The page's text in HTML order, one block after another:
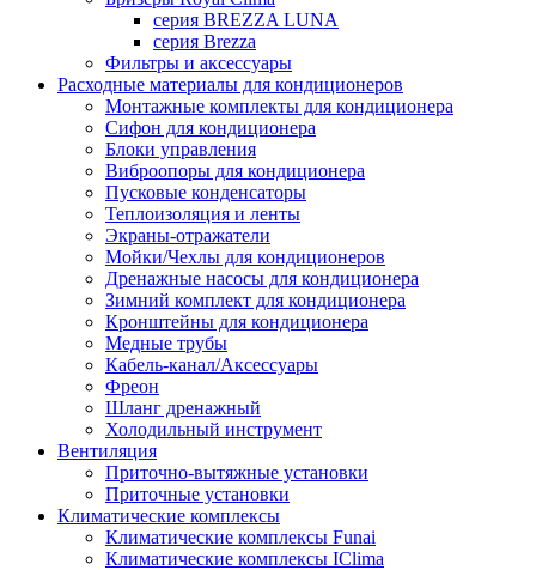
серия BREZZA LUNA
серия Brezza
Фильтры и аксессуары
Расходные материалы для кондиционеров
Монтажные комплекты для кондиционера
Сифон для кондиционера
Блоки управления
Виброопоры для кондиционера
Пусковые конденсаторы
Теплоизоляция и ленты
Экраны-отражатели
Мойки/Чехлы для кондиционеров
Дренажные насосы для кондиционера
Зимний комплект для кондиционера
Кронштейны для кондиционера
Медные трубы
Кабель-канал/Аксессуары
Фреон
Шланг дренажный
Холодильный инструмент
Вентиляция
Приточно-вытяжные установки
Приточные установки
Климатические комплексы
Климатические комплексы Funai
Климатические комплексы IClima